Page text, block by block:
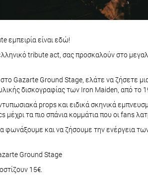
εμπειρία είναι εδώ!
tribute act, σας προσκαλούν στο
Gazarte Ground Stage, ελάτε να ζήσετε
δισκογραφίας των Iron Maiden, από το
props και ειδικά σκηνικά
τα πιο σπάνια κομμάτια που οι fans
φωνάξουμε και να ζήσουμε την ενέργεια
Ground Stage
15€.